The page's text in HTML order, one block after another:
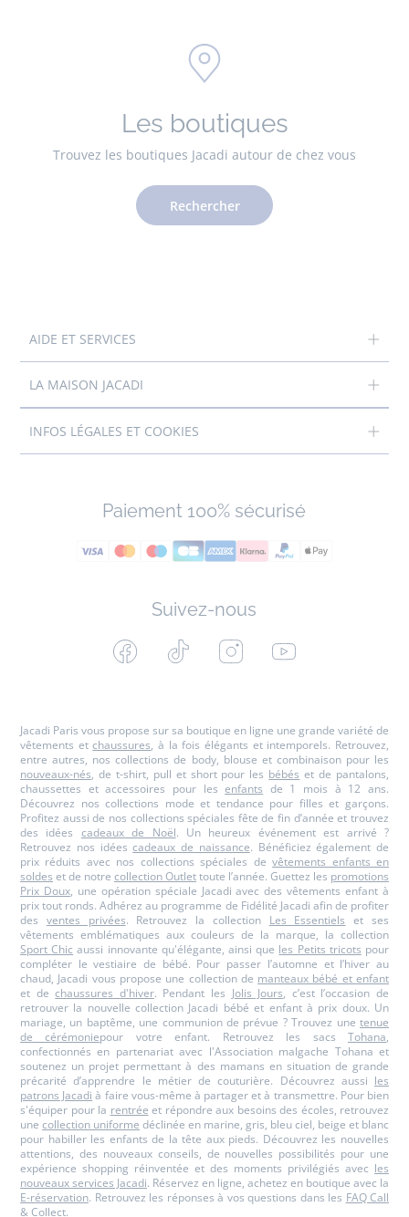
Les boutiques
Trouvez les boutiques Jacadi autour de chez vous
Rechercher
AIDE ET SERVICES
LA MAISON JACADI
INFOS LÉGALES ET COOKIES
Paiement 100% sécurisé
Suivez-nous
Facebook Tiktok InstagramYoutube
Jacadi Paris vous propose sur sa boutique en ligne une grande variété de
vêtements etchaussures, à la fois élégants et intemporels. Retrouvez,
entre autres, nos collections de body, blouse et combinaison pour les
nouveaux-nés, de t-shirt, pull et short pour les bébés et de pantalons,
chaussettes et accessoires pour lesenfants de 1 mois à 12 ans.
Découvrez nos collections mode et tendance pour filles et garçons.
Profitez aussi de nos collections spéciales fête de fin d’année et trouvez
des idées cadeaux de Noël. Un heureux événement est arrivé ?
Retrouvez nos idéescadeaux de naissance. Bénéficiez également de
prix réduits avec nos collections spéciales devêtements enfants en
soldes et de notre collection Outlettoute l’année. Guettez les promotions
Prix Doux, une opération spéciale Jacadi avec des vêtements enfant à
prix tout ronds. Adhérez au programme de Fidélité Jacadi afin de profiter
des ventes privées. Retrouvez la collection Les Essentiels et ses
vêtements emblématiques aux couleurs de la marque, la collection
Sport Chic aussi innovante qu'élégante, ainsi que les Petits tricots pour
compléter le vestiaire de bébé. Pour passer l’automne et l’hiver au
chaud, Jacadi vous propose une collection de manteaux bébé et enfant
et dechaussures d'hiver. Pendant les Jolis Jours, c’est l’occasion de
retrouver la nouvelle collection Jacadi bébé et enfant à prix doux. Un
mariage, un baptême, une communion de prévue ? Trouvez une tenue
de cérémoniepour votre enfant. Retrouvez les sacsTohana,
confectionnés en partenariat avec l'Association malgache Tohana et
soutenez un projet permettant à des mamans en situation de grande
précarité d’apprendre le métier de couturière. Découvrez aussi les
patrons Jacadi à faire vous-même à partager et à transmettre. Pour bien
s'équiper pour la rentrée et répondre aux besoins des écoles, retrouvez
une collection uniforme déclinée en marine, gris, bleu ciel, beige et blanc
pour habiller les enfants de la tête aux pieds. Découvrez les nouvelles
attentions, des nouveaux conseils, de nouvelles possibilités pour une
expérience shopping réinventée et des moments privilégiés avec les
nouveaux services Jacadi. Réservez en ligne, achetez en boutique avec la
E-réservation. Retrouvez les réponses à vos questions dans les FAQ Call
& Collect.